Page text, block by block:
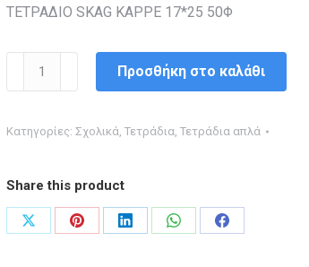
ΤΕΤΡΑΔΙΟ SKAG ΚΑΡΡΕ 17*25 50Φ
ΤΕΤΡΑΔΙΟ
SKAG
17*25
ποσότητα
Προσθήκη στο καλάθι
Κατηγορίες: Σχολικά, Τετράδια, Τετράδια απλά
Share this product
Share
Share
Share
Share
Share